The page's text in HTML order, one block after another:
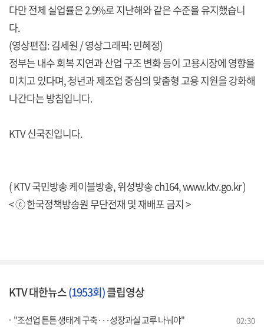
다만 전체 실업률은 2.9%로 지난해와 같은 수준을 유지했습니
다.
(영상편집: 김세원 / 영상그래픽: 민혜정)
정부는 내수 회복 지연과 산업 구조 변화 등이 고용시장에 영향을
미치고 있다며, 청년과 제조업 중심의 맞춤형 고용 지원을 강화해
나간다는 방침입니다.
KTV 신국진입니다.
( KTV 국민방송 케이블방송, 위성방송 ch164,www.ktv.go.kr)
< ⓒ 한국정책방송원 무단전재 및 재배포 금지 >
KTV 대한뉴스(1953회)클립영상
"조선업 튼튼 생태계 구축···성장과실 고루 나눠야" 02:30